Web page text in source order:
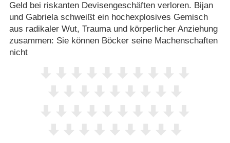
Geld bei riskanten Devisengeschäften verloren. Bijan
und Gabriela schweißt ein hochexplosives Gemisch
aus radikaler Wut, Trauma und körperlicher Anziehung
zusammen: Sie können Böcker seine Machenschaften
nicht